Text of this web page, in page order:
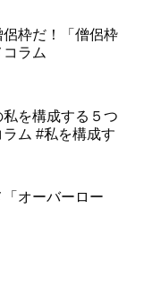
枠だ！「僧侶枠
ラム
私を構成する５つ
ム #私を構成す
オーバーロー